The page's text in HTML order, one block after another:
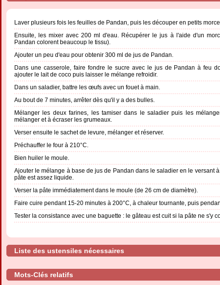
Laver plusieurs fois les feuilles de Pandan, puis les découper en petits
Ensuite, les mixer avec 200 ml d'eau. Récupérer le jus à l'aide d'un
Pandan colorent beaucoup le tissu).
Ajouter un peu d'eau pour obtenir 300 ml de jus de Pandan.
Dans une casserole, faire fondre le sucre avec le jus de Pandan à feu
ajouter le lait de coco puis laisser le mélange refroidir.
Dans un saladier, battre les œufs avec un fouet à main.
Au bout de 7 minutes, arrêter dès qu'il y a des bulles.
Mélanger les deux farines, les tamiser dans le saladier puis les
mélanger et à écraser les grumeaux.
Verser ensuite le sachet de levure, mélanger et réserver.
Préchauffer le four à 210°C.
Bien huiler le moule.
Ajouter le mélange à base de jus de Pandan dans le saladier en le versant
pâte est assez liquide.
Verser la pâte immédiatement dans le moule (de 26 cm de diamètre).
Faire cuire pendant 15-20 minutes à 200°C, à chaleur tournante, puis
Tester la consistance avec une baguette : le gâteau est cuit si la pâte ne s'y
Liste des ustensiles nécessaires
Mots-Clés relatifs